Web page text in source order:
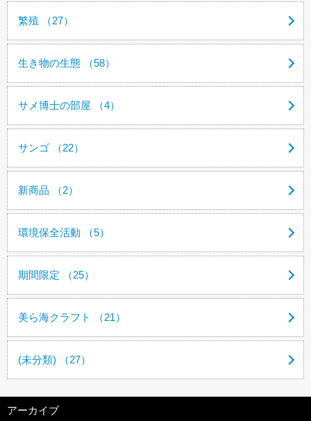
繁殖 （27）
生き物の生態 （58）
サメ博士の部屋 （4）
サンゴ （22）
新商品 （2）
環境保全活動 （5）
期間限定 （25）
美ら海クラフト （21）
(未分類) （27）
アーカイブ